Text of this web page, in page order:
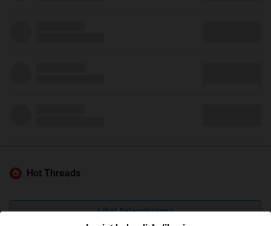
Hot Threads
Lihat Selengkapnya